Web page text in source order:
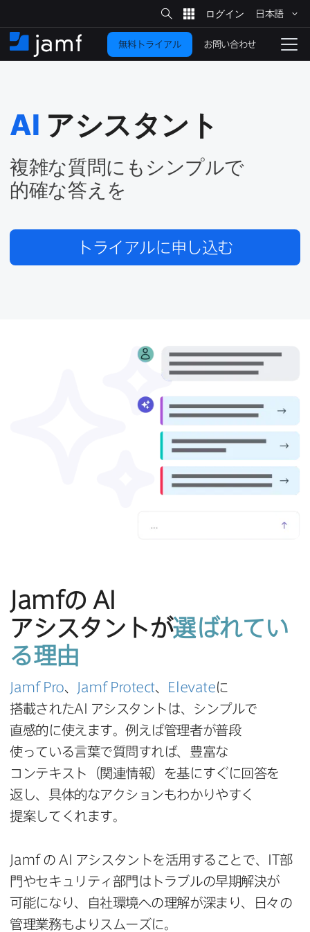
イ
ン
コ
ツ
に
移
動
サ
イ
ト
検
索
日本語
ホ
ー
ナ
え
無料トライアル お問い合わせ
AI アシスタント
複雑な​質問にも​シンプルで​
的確な​答えを
トライアルに​申し込む
Jamfの AI
アシスタントが選ばれてい
る​理由
Jamf Pro、 Jamf Protect、 Elevateに​
搭載されたAI
アシスタントは、​シンプルで​
直感的に​使えます。​例えば​管理者が​普段​
使っている​言葉で​質問すれば、​豊富な​
コンテキスト​（関連情報）を​基に​すぐに​回答を​
返し、​具体的な​アクションも​わかりやすく​
提案してくれます。
Jamf の AI アシスタントを​活用する​ことで、 IT部​
門や​セキュリティ部門は​トラブルの​早期解決が​
可能に​なり、​自社環境への​理解が​深まり、​日々の​
管理業務もより​スムーズに。